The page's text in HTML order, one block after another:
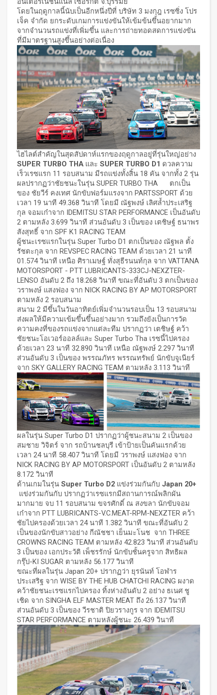
โดยในฤดูกาลนี้นับเป็นอีกหนึ่งปีที่ บริษัท 3 มงกุฎ เรซซิ่ง โปร
เจ็ค จำกัด ยกระดับเกมการแข่งขันให้เข้มข้นขึ้นอยากมาก
จากจำนวนรถแข่งที่เพิ่มขึ้น และการถ่ายทอดสดการแข่งขัน
ที่มีมาตรฐานสูงขึ้นอย่างต่อเนื่อง
ไฮไลต์สำคัญในสุดสัปดาห์แรกของฤดูกาลอยู่ที่รุ่นใหญ่อย่าง
SUPER TURBO THAและ SUPER TURBO D1 ดวลความ
เร็วเรซแรก 11 รอบสนาม มีรถแข่งทั้งสิ้น 18 คัน จากทั้ง 2 รุ่น
ผลปรากฏว่าชัยชนะในรุ่น SUPER TURBO THA ตกเป็น
ของ ชัยวีร์ คงเทศ นักขับฟอร์มแรงจาก PARTSSPORT ด้วย
เวลา 19 นาที 49.368 วินาที โดยมี ณัฐพงษ์ เลิศล้ำประเสริฐ
กุล จอมเก๋าจาก IDEMITSU STAR PERFORMANCE เป็นอันดับ
2 ตามหลัง 3.699 วินาที ส่วนอันดับ 3 เป็นของ เตชิษฐ์ ธนาพร
สังสุทธิ์ จาก SPF K1 RACING TEAM
ผู้ชนะเรซแรกในรุ่น Super Turbo D1 ตกเป็นของ ณัฐพล ตั้ง
รัชตะกุล จาก REVSPEC RACING TEAM ด้วยเวลา 21 นาที
01.574 วินาที เหนือ ศิราเมษฐ์ ทั่งสุธีรนนท์กุล จาก VATTANA
MOTORSPORT - PTT LUBRICANTS-333CJ-NEXZTER-
LENSO อันดับ 2 ถึง 18.268 วินาที ขณะที่อันดับ 3 ตกเป็นของ
วราพงษ์ แสงฟอง จาก NICK RACING BY AP MOTORSPORT
ตามหลัง 2 รอบสนาม
สนาม 2 มีขึ้นในวันอาทิตย์เพิ่มจำนวนรอบเป็น 13 รอบสนาม
ส่งผลให้มีความเข้มขึ้นขึ้นอย่างมาก รวมถึงยังเป็นการวัด
ความคงที่ของรถแข่งจากแต่ละทีม ปรากฏว่า เตชิษฐ์ คว้า
ชัยชนะโอเวอร์ออลล์และ Super Turbo Tha เรซนี้ไปครอง
ด้วยเวลา 23 นาที 32.890 วินาที เหนือ ณัฐพงษ์ 2.297 วินาที
ส่วนอันดับ 3 เป็นของ พรรณภัทร พรรณทรัพย์ นักขับจูเนียร์
จาก SKY GALLERY RACING TEAM ตามหลัง 3.113 วินาที
ผลในรุ่น Super Turbo D1 ปรากฏว่าผู้ชนะสนาม 2 เป็นของ
สมชาย วิจิตร์ จาก รถบ้านชลบุรี เข้าป้ายเป็นคันแรกด้วย
เวลา 24 นาที 58.407 วินาที โดยมี วราพงษ์ แสงฟอง จาก
NICK RACING BY AP MOTORSPORT เป็นอันดับ 2 ตามหลัง
8.172 วินาที
ด้านเกมในรุ่น Super Turbo D2 แข่งร่วมกันกับ Japan 20+
แข่งร่วมกันกับ ปรากฏว่าเรซแรกมีสถานการณ์พลิกผัน
มากมาย จบ 11 รอบสนาม ขจรศักดิ์ ณ สงขลา นักขับจอม
เก๋าจาก PTT LUBRICANTS-V.C.MEAT-RPM-NEXZTER คว้า
ชัยไปครองด้วยเวลา 24 นาที 1.382 วินาที ขณะที่อันดับ 2
เป็นของนักขับสาวอย่าง กีณัชชา เย็นมะโนช จาก THREE
CROWNS RACING TEAM ตามหลัง 42.823 วินาที ส่วนอันดับ
3 เป็นของ เอกประวัติ เพ็ชรรักษ์ นักขับชั้นครูจาก สิทธิผล
กรุ๊ป-KI SUGAR ตามหลัง 56.177 วินาที
ขณะที่ผลในรุ่น Japan 20+ ปรากฏว่า ยุรนันท์ โอฬาร
ประเสริฐ จาก WISE BY THE HUB CHATCHI RACING ผงาด
คว้าชัยชนะเรซแรกไปครอง ทิ้งห่างอันดับ 2 อย่าง ธเนศ ชู
เชิด จาก SINGHA ELF MASTER MEAT ถึง 26.137 วินาที
ส่วนอันดับ 3 เป็นของ วีรชาติ ปิยวรางกูร จาก IDEMITSU
STAR PERFORMANCE ตามหลังผู้ชนะ 26.439 วินาที